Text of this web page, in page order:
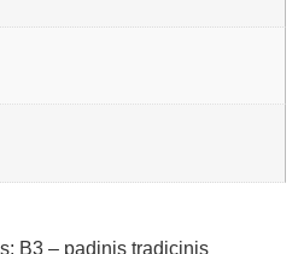
B3 – padinis tradicinis